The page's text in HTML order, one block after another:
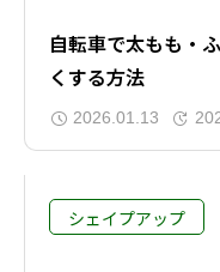
自転車で太もも・
くする方法
2026.01.13
シェイプアップ